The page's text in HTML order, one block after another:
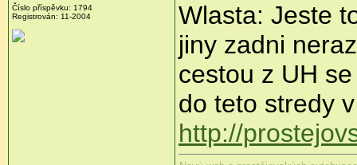
Číslo příspěvku: 1794
Registrován: 11-2004
Wlasta: Jeste
jiny zadni
cestou z UH
do teto stredy
http://